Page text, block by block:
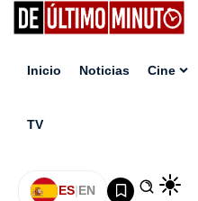
Inicio Noticias Cine
TV
ES|EN